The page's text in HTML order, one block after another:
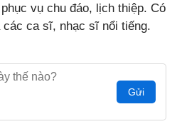
vụ chu đáo, lịch thiệp. Có
ca sĩ, nhạc sĩ nổi tiếng.
Gửi